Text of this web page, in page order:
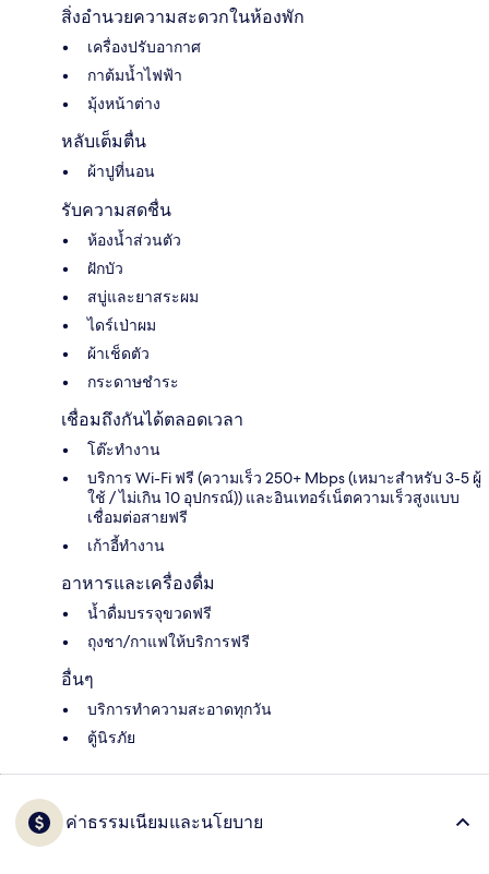
สิ่งอำนวยความสะดวกในห้องพัก
เครื่องปรับอากาศ
กาต้มน้ำไฟฟ้า
มุ้งหน้าต่าง
หลับเต็มตื่น
ผ้าปูที่นอน
รับความสดชื่น
ห้องน้ำส่วนตัว
ฝักบัว
สบู่และยาสระผม
ไดร์เป่าผม
ผ้าเช็ดตัว
กระดาษชำระ
เชื่อมถึงกันได้ตลอดเวลา
โต๊ะทำงาน
บริการ Wi-Fi ฟรี (ความเร็ว 250+ Mbps (เหมาะสำหรับ 3-5 ผู้
ใช้ / ไม่เกิน 10 อุปกรณ์)) และอินเทอร์เน็ตความเร็วสูงแบบ
เชื่อมต่อสายฟรี
เก้าอี้ทำงาน
อาหารและเครื่องดื่ม
น้ำดื่มบรรจุขวดฟรี
ถุงชา/กาแฟให้บริการฟรี
อื่นๆ
บริการทำความสะอาดทุกวัน
ตู้นิรภัย
ค่าธรรมเนียมและนโยบาย